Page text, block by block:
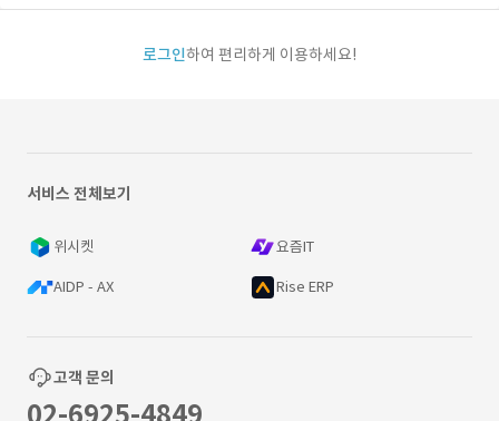
로그인하여 편리하게 이용하세요!
서비스 전체보기
위시켓 요즘IT
AIDP - AX Rise ERP
고객 문의